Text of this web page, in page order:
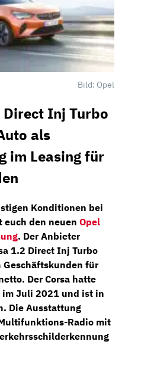
Bild: Opel
Direct Inj Turbo
als
im Leasing für
Konditionen bei
euch den neuen Opel
. Der Anbieter
1.2 Direct Inj Turbo
Geschäftskunden für
Der Corsa hatte
im Juli 2021 und ist in
Die Ausstattung
Radio mit